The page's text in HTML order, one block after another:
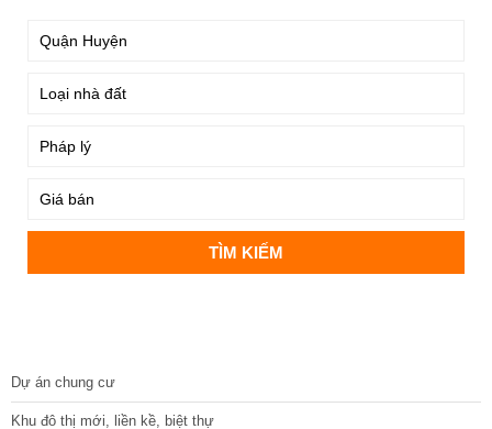
Dự án chung cư
Khu đô thị mới, liền kề, biệt thự